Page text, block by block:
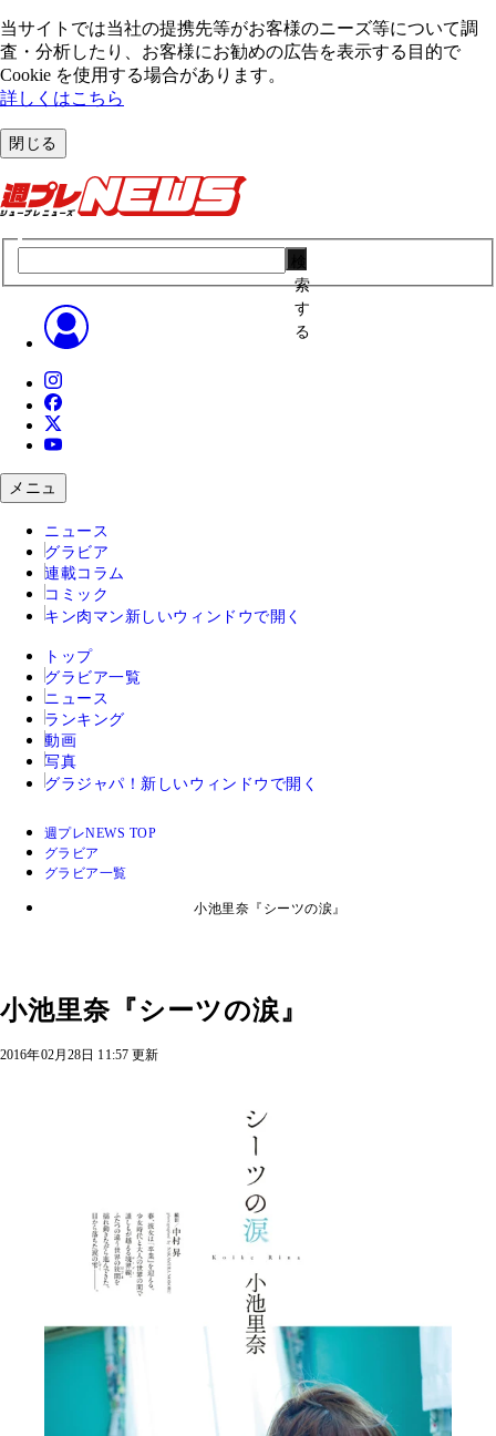
当サイトでは当社の提携先等がお客様のニーズ等について調
査・分析したり、お客様にお勧めの広告を表⽰する⽬的で
Cookie を使⽤する場合があります。
詳しくはこちら
閉じる
索
す
る
メニュ
ニュース
グラビア
連載コラム
コミック
キン肉マン 新しいウィンドウで開く
トップ
グラビア一覧
ニュース
ランキング
動画
写真
グラジャパ！ 新しいウィンドウで開く
週プレNEWS TOP
グラビア
グラビア一覧
小池里奈『シーツの涙』
小池里奈『シーツの涙』
2016年02月28日 11:57 更新